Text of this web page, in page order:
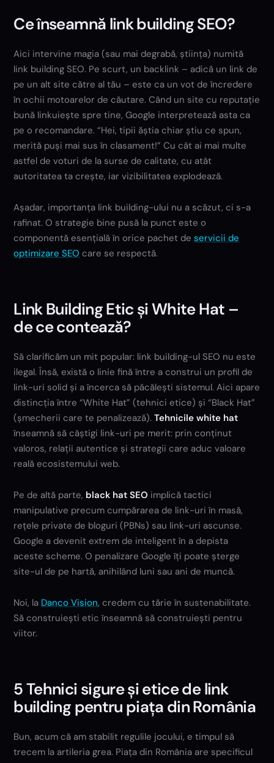
Ce înseamnă link building SEO?
Aici intervine magia (sau mai degrabă, știința) numită
link building SEO. Pe scurt, un backlink – adică un link de
pe un alt site către al tău – este ca un vot de încredere
în ochii motoarelor de căutare. Când un site cu reputație
bună linkuiește spre tine, Google interpretează asta ca
pe o recomandare. “Hei, tipii ăștia chiar știu ce spun,
merită puși mai sus în clasament!” Cu cât ai mai multe
astfel de voturi de la surse de calitate, cu atât
autoritatea ta crește, iar vizibilitatea explodează.
Așadar, importanța link building-ului nu a scăzut, ci s-a
rafinat. O strategie bine pusă la punct este o
componentă esențială în orice pachet deservicii de
optimizare SEO care se respectă.
Link Building Etic și White Hat –
de ce contează?
Să clarificăm un mit popular: link building-ul SEO nu este
ilegal. Însă, există o linie fină între a construi un profil de
link-uri solid și a încerca să păcălești sistemul. Aici apare
distincția între “White Hat” (tehnici etice) și “Black Hat”
(șmecherii care te penalizează).Tehnicile white hat
înseamnă să câștigi link-uri pe merit: prin conținut
valoros, relații autentice și strategii care aduc valoare
reală ecosistemului web.
Pe de altă parte, black hat SEO implică tactici
manipulative precum cumpărarea de link-uri în masă,
rețele private de bloguri (PBNs) sau link-uri ascunse.
Google a devenit extrem de inteligent în a depista
aceste scheme. O penalizare Google îți poate șterge
site-ul de pe hartă, anihilând luni sau ani de muncă.
Noi, la Danco Vision, credem cu tărie în sustenabilitate.
Să construiești etic înseamnă să construiești pentru
viitor.
5 Tehnici sigure și etice de link
building pentru piața din România
Bun, acum că am stabilit regulile jocului, e timpul să
trecem la artileria grea. Piața din România are specificul